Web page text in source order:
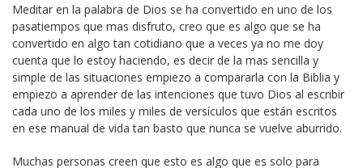
Meditar en la palabra de Dios se ha convertido en uno de los
pasatiempos que mas disfruto, creo que es algo que se ha
convertido en algo tan cotidiano que a veces ya no me doy
cuenta que lo estoy haciendo, es decir de la mas sencilla y
simple de las situaciones empiezo a compararla con la Biblia y
empiezo a aprender de las intenciones que tuvo Dios al escribir
cada uno de los miles y miles de versículos que están escritos
en ese manual de vida tan basto que nunca se vuelve aburrido.
Muchas personas creen que esto es algo que es solo para